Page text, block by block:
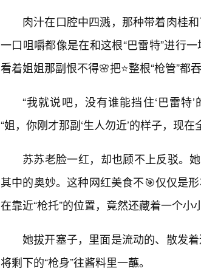
肉汁在口腔中四溅，那种带着肉桂
一口咀嚼都像是在和这根“巴雷特”进行
看着姐姐那副恨不得🌸把⭐整根“枪管”都
“我就说吧，没有谁能挡住‘巴雷特
“姐，你刚才那副‘生人勿近’的样子，现在
苏苏老脸一红，却也顾不上反驳。
其中的奥妙。这种网红美食不🎯仅仅是
在靠近“枪托”的位置，竟然还藏着一个小
她拔开塞子，里面是流动的、散发
将剩下的“枪身”往酱料里一蘸。